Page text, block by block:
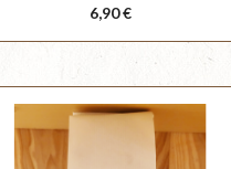
Prix
6,90 €